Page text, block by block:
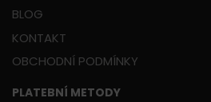
BLOG
KONTAKT
OBCHODNÍ PODMÍNKY
PLATEBNÍ METODY